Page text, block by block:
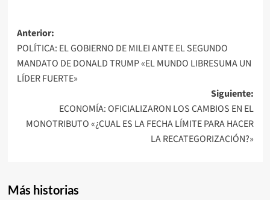
Navegación
de
entradas
Anterior:
POLÍTICA: EL GOBIERNO DE MILEI ANTE EL SEGUNDO
MANDATO DE DONALD TRUMP «EL MUNDO LIBRESUMA UN
LÍDER FUERTE»
Siguiente:
ECONOMÍA: OFICIALIZARON LOS CAMBIOS EN EL
MONOTRIBUTO «¿CUAL ES LA FECHA LÍMITE PARA HACER
LA RECATEGORIZACIÓN?»
Más historias